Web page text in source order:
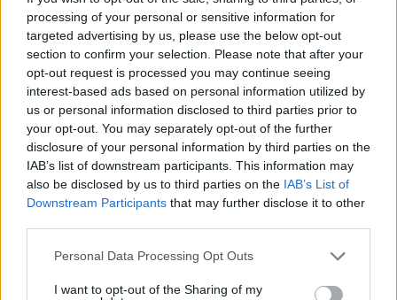
processing of your personal or sensitive information for
targeted advertising by us, please use the below opt-out
section to confirm your selection. Please note that after your
opt-out request is processed you may continue seeing
interest-based ads based on personal information utilized by
us or personal information disclosed to third parties prior to
your opt-out. You may separately opt-out of the further
disclosure of your personal information by third parties on the
IAB’s list of downstream participants. This information may
also be disclosed by us to third parties on the IAB’s List of
Downstream Participants that may further disclose it to other
Please note that this website/app uses one or more Google
not limited to your visit or usage behaviour. You may click to
Personal Data Processing Opt Outs
I want to opt-out of the Sharing of my